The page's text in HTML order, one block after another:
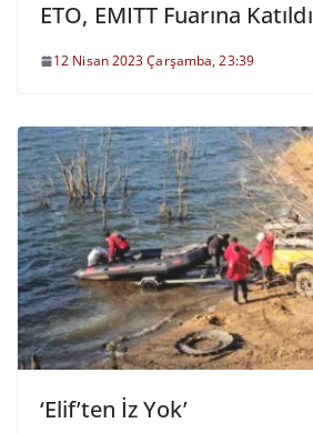
ETO, EMITT Fuarına Katıldı
12 Nisan 2023 Çarşamba, 23:39
‘Elif’ten İz Yok’